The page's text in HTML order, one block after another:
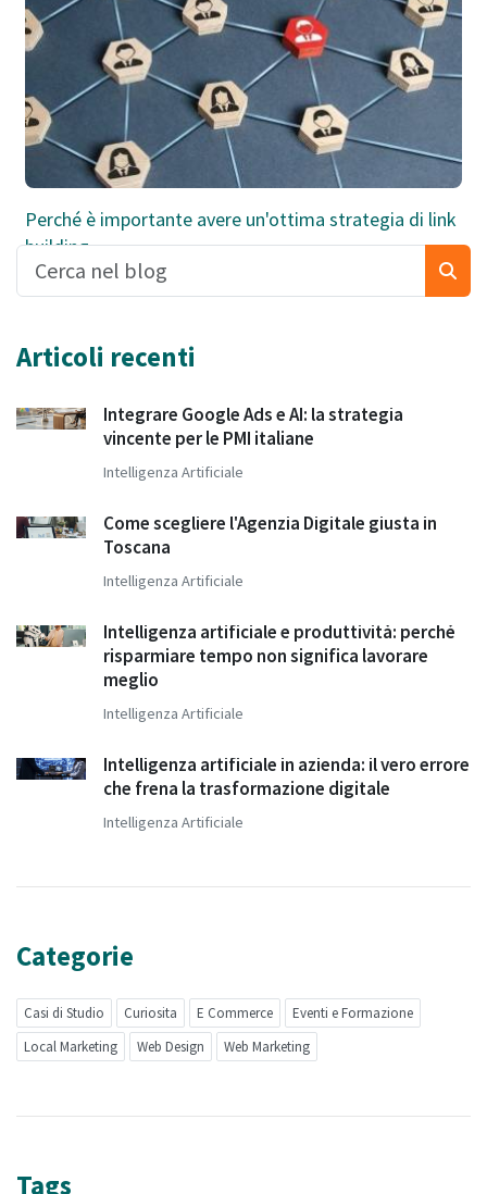
Perché è importante avere un'ottima strategia di link
building
Articoli recenti
Integrare Google Ads e AI: la strategia
vincente per le PMI italiane
Intelligenza Artificiale
Come scegliere l'Agenzia Digitale giusta in
Toscana
Intelligenza Artificiale
Intelligenza artificiale e produttività: perché
risparmiare tempo non significa lavorare
meglio
Intelligenza Artificiale
Intelligenza artificiale in azienda: il vero errore
che frena la trasformazione digitale
Intelligenza Artificiale
Categorie
Casi di Studio Curiosita E Commerce
Eventi e Formazione
Local Marketing
Web Design Web Marketing
Tags